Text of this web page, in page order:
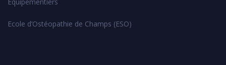
Ecole d’Ostéopathie de Champs (ESO)